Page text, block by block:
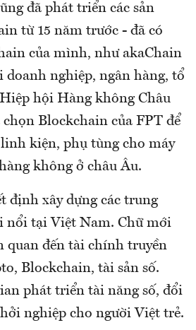
đã phát triển các sản
từ 15 năm trước - đã có
của mình, như akaChain
doanh nghiệp, ngân hàng, tổ
hội Hàng không Châu
Blockchain của FPT để
kiện, phụ tùng cho máy
không ở châu Âu.
định xây dựng các trung
nổi tại Việt Nam. Chữ mới
quan đến tài chính truyền
Blockchain, tài sản số.
phát triển tài năng số, đổi
nghiệp cho người Việt trẻ.